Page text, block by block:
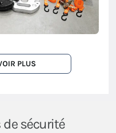
PLUS
sécurité